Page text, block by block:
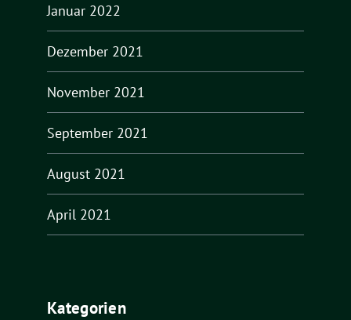
Januar 2022
Dezember 2021
November 2021
September 2021
August 2021
April 2021
Kategorien